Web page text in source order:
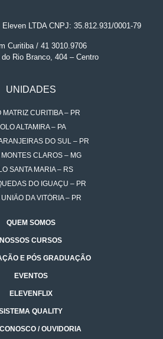
Eleven LTDA CNPJ: 35.812.931/0001-79
Curitiba / 41 3010.9706
do Rio Branco, 404 – Centro
UNIDADES
MATRIZ CURITIBA – PR
ALTAMIRA – PA
DO SUL – PR
MONTES CLAROS – MG
SANTA MARIA – RS
DO IGUAÇU – PR
UNIÃO DA VITÓRIA – PR
QUEM SOMOS
NOSSOS CURSOS
E PÓS GRADUAÇÃO
EVENTOS
ELEVENFLIX
QUALITY
/ OUVIDORIA